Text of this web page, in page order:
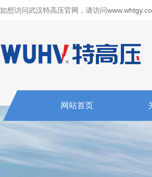
如想访问武汉特高压官网，请访问
网站首页